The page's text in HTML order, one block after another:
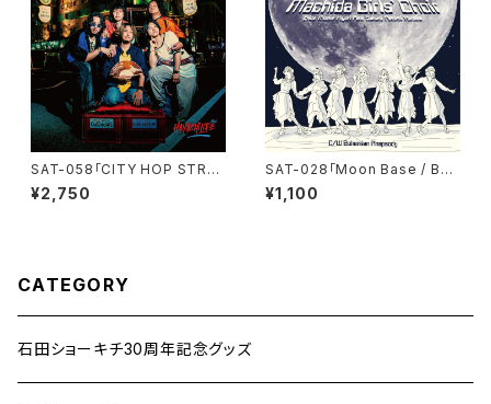
SAT-058「CITY HOP STREE
T」ハヤシライフ
¥2,750
SAT-028「Moon Base / Boh
emian Rhapsody」まちだガー
ルズ・クワイア
¥1,100
CATEGORY
石田ショーキチ30周年記念グッズ